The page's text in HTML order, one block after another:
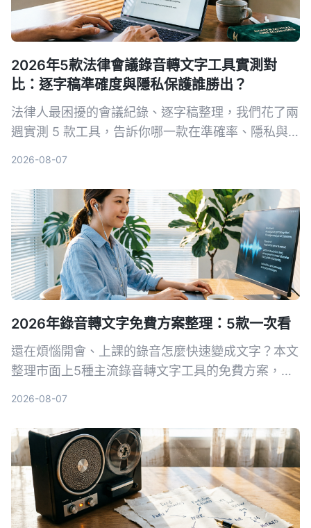
2026年5款法律會議錄音轉文字工具實測對
比：逐字稿準確度與隱私保護誰勝出？
法律人最困擾的會議紀錄、逐字稿整理，我們花了兩
週實測 5 款工具，告訴你哪一款在準確率、隱私與
2026-08-07
2026年錄音轉文字免費方案整理：5款一次看
還在煩惱開會、上課的錄音怎麼快速變成文字？本文
整理市面上5種主流錄音轉文字工具的免費方案，並
工具，從此不再被逐字稿綁架。
2026-08-07